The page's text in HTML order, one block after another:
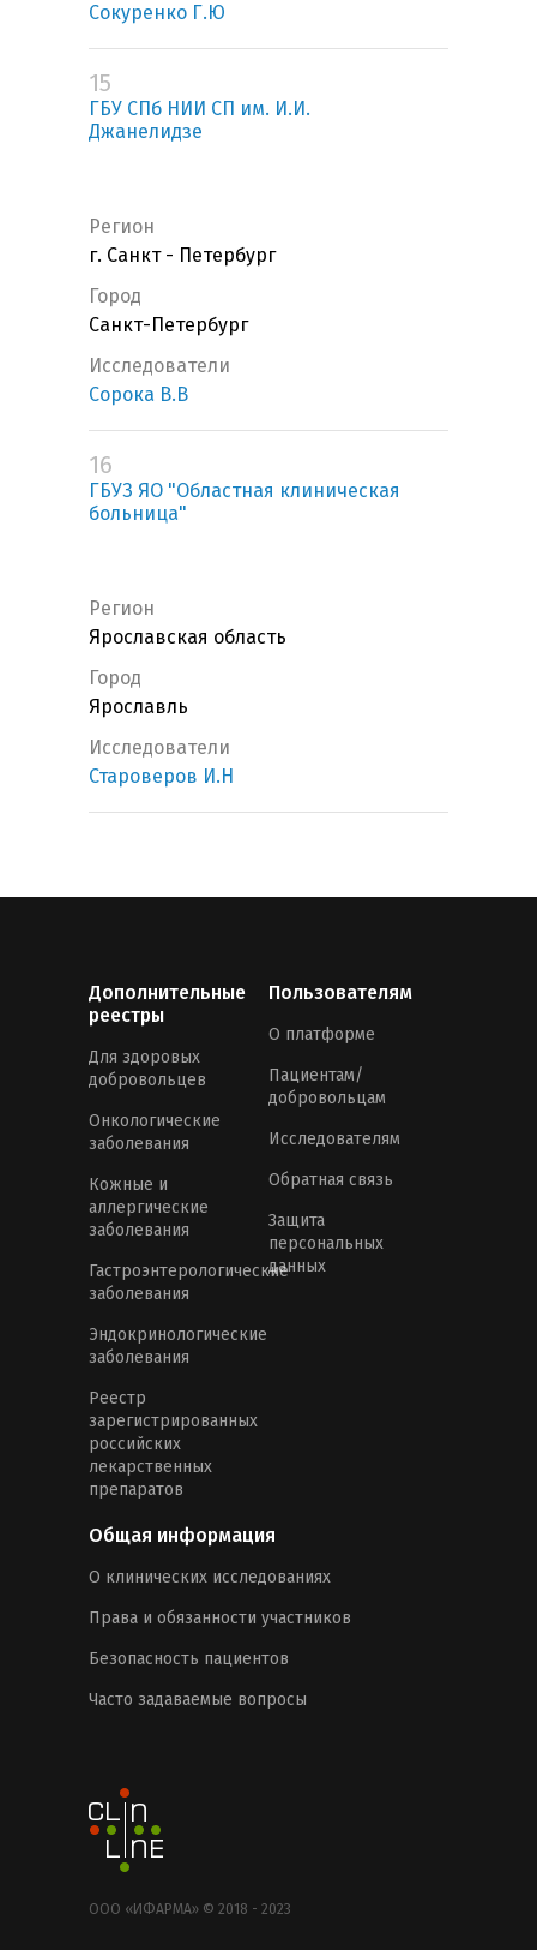
Сокуренко Г.Ю
15
ГБУ СПб НИИ СП им. И.И.
Джанелидзе
Регион
г. Санкт - Петербург
Город
Санкт-Петербург
Исследователи
Сорока В.В
16
ГБУЗ ЯО "Областная клиническая
больница"
Регион
Ярославская область
Город
Ярославль
Исследователи
Староверов И.Н
Дополнительные
реестры
Для здоровых
добровольцев
Онкологические
заболевания
Кожные и
аллергические
заболевания
Гастроэнтерологические
заболевания
Эндокринологические
заболевания
Реестр
зарегистрированных
российских
лекарственных
препаратов
Пользователям
О платформе
Пациентам/
добровольцам
Исследователям
Обратная связь
Защита
персональных
данных
Общая информация
О клинических исследованиях
Права и обязанности участников
Безопасность пациентов
Часто задаваемые вопросы
ООО «ИФАРМА» © 2018 - 2023